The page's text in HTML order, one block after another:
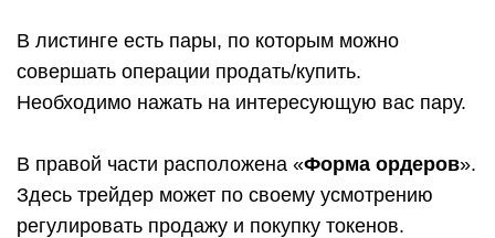
В листинге есть пары, по которым можно
совершать операции продать/купить.
Необходимо нажать на интересующую вас пару.
В правой части расположена «Форма ордеров».
Здесь трейдер может по своему усмотрению
регулировать продажу и покупку токенов.